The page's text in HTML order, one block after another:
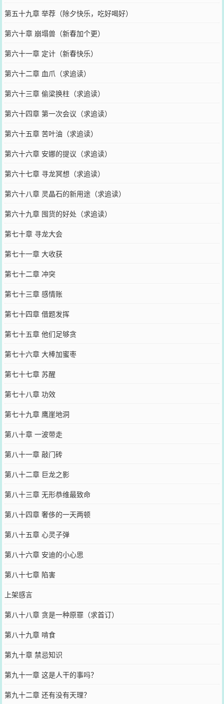
第五十九章 举荐（除夕快乐，吃好喝好）
第六十章 崩塌兽（新春加个更）
第六十一章 定计（新春快乐）
第六十二章 血爪（求追读）
第六十三章 偷梁换柱（求追读）
第六十四章 第一次会议（求追读）
第六十五章 苦叶油（求追读）
第六十六章 安娜的提议（求追读）
第六十七章 寻龙冥想（求追读）
第六十八章 灵晶石的新用途（求追读）
第六十九章 囤货的好处（求追读）
第七十章 寻龙大会
第七十一章 大收获
第七十二章 冲突
第七十三章 感情账
第七十四章 借题发挥
第七十五章 他们足够贪
第七十六章 大棒加蜜枣
第七十七章 苏醒
第七十八章 功效
第七十九章 鹰崖地洞
第八十章 一波带走
第八十一章 敲门砖
第八十二章 巨龙之影
第八十三章 无形恭维最致命
第八十四章 奢侈的一天两顿
第八十五章 心灵子弹
第八十六章 安迪的小心思
第八十七章 陷害
上架感言
第八十八章 贪是一种原罪（求首订）
第八十九章 啃食
第九十章 禁忌知识
第九十一章 这是人干的事吗？
第九十二章 还有没有天理？